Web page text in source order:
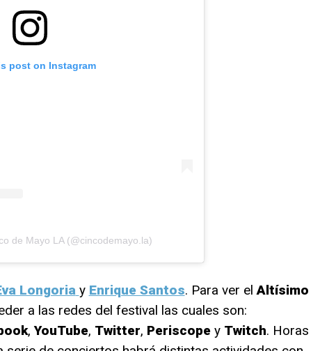
post on Instagram
de Mayo LA (@cincodemayo.la)
Longoria y Enrique Santos. Para ver elAltísimo
a las redes del festival las cuales son:
,YouTube, Twitter, Periscopey Twitch. Horas